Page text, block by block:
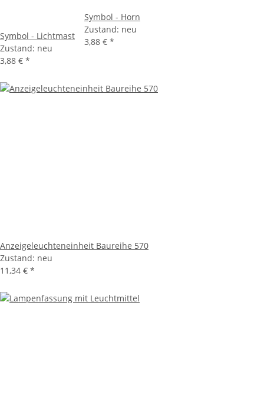
Symbol - Lichtmast
Zustand: neu
3,88 € *
Symbol - Horn
Zustand: neu
3,88 € *
Anzeigeleuchteneinheit Baureihe 570
Zustand: neu
11,34 € *